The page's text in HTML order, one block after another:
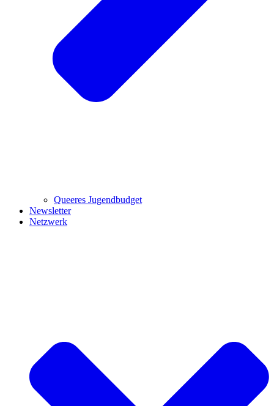
Queeres Jugendbudget
Newsletter
Netzwerk